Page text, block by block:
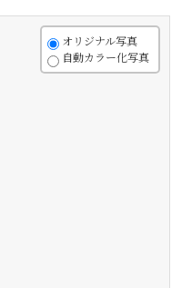
オリジナル写真
自動カラー化写真